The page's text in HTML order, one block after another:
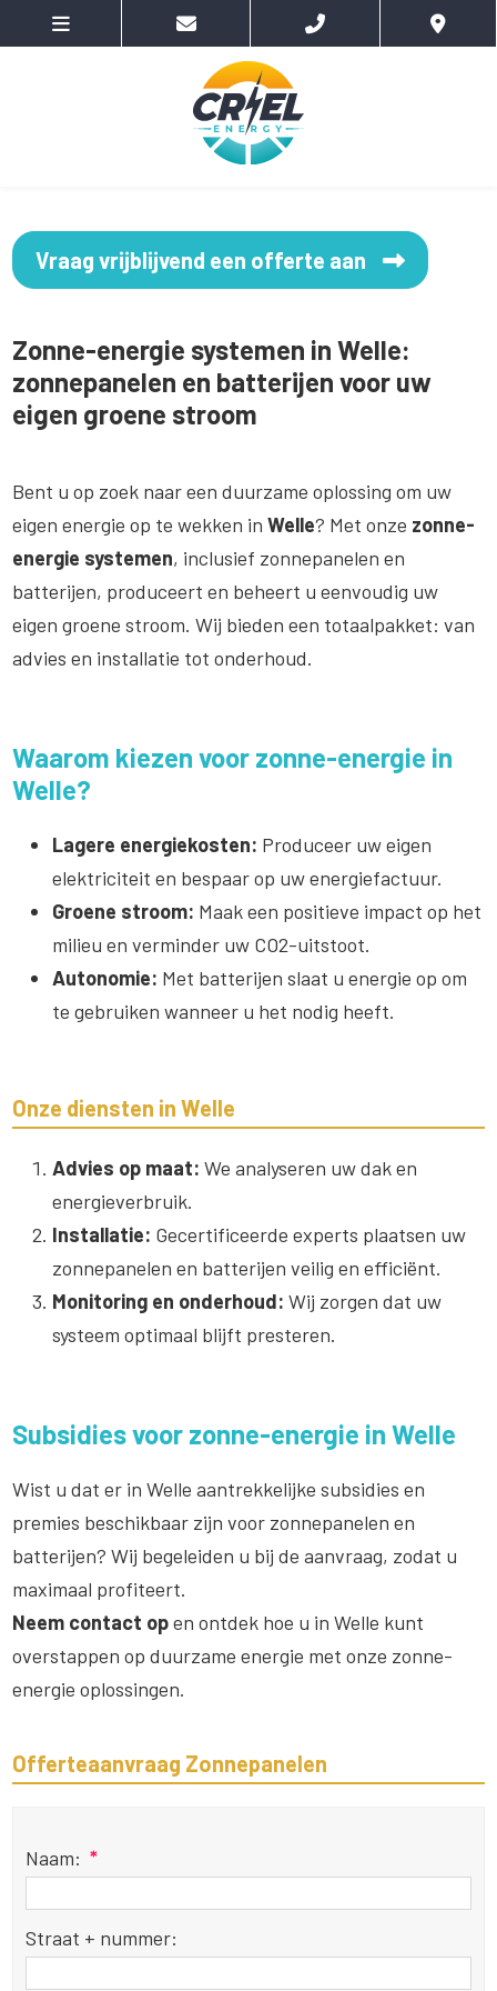
Vraag vrijblijvend een offerte aan
Zonne-energie systemen in Welle:
zonnepanelen en batterijen voor uw
eigen groene stroom
Bent u op zoek naar een duurzame oplossing om uw
eigen energie op te wekken inWelle? Met onze zonne-
energie systemen, inclusief zonnepanelen en
batterijen, produceert en beheert u eenvoudig uw
eigen groene stroom. Wij bieden een totaalpakket: van
advies en installatie tot onderhoud.
Waarom kiezen voor zonne-energie in
Welle?
Lagere energiekosten: Produceer uw eigen
elektriciteit en bespaar op uw energiefactuur.
Groene stroom: Maak een positieve impact op het
milieu en verminder uw CO2-uitstoot.
Autonomie: Met batterijen slaat u energie op om
te gebruiken wanneer u het nodig heeft.
Onze diensten in Welle
Advies op maat: We analyseren uw dak en
energieverbruik.
Installatie: Gecertificeerde experts plaatsen uw
zonnepanelen en batterijen veilig en efficiënt.
Monitoring en onderhoud: Wij zorgen dat uw
systeem optimaal blijft presteren.
Subsidies voor zonne-energie in Welle
Wist u dat er in Welle aantrekkelijke subsidies en
premies beschikbaar zijn voor zonnepanelen en
batterijen? Wij begeleiden u bij de aanvraag, zodat u
maximaal profiteert.
Neem contact open ontdek hoe u in Welle kunt
overstappen op duurzame energie met onze zonne-
energie oplossingen.
Offerteaanvraag Zonnepanelen
Naam: *
Straat + nummer: